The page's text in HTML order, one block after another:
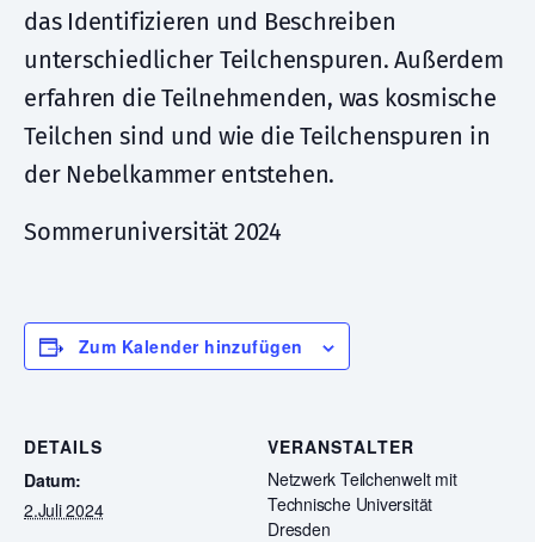
das Identifizieren und Beschreiben
unterschiedlicher Teilchenspuren. Außerdem
erfahren die Teilnehmenden, was kosmische
Teilchen sind und wie die Teilchenspuren in
der Nebelkammer entstehen.
Sommeruniversität 2024
Zum Kalender hinzufügen
DETAILS
Datum:
2.Juli 2024
VERANSTALTER
Netzwerk Teilchenwelt mit
Technische Universität
Dresden